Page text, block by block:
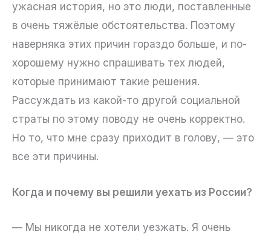
ужасная история, но это люди, поставленные
в очень тяжёлые обстоятельства. Поэтому
наверняка этих причин гораздо больше, и по-
хорошему нужно спрашивать тех людей,
которые принимают такие решения.
Рассуждать из какой-то другой социальной
страты по этому поводу не очень корректно.
Но то, что мне сразу приходит в голову, — это
все эти причины.
Когда и почему вы решили уехать из России?
— Мы никогда не хотели уезжать. Я очень